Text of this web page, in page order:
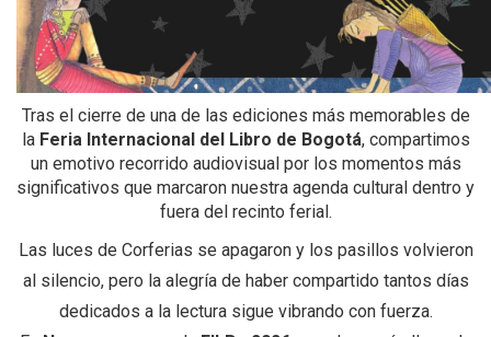
Tras el cierre de una de las ediciones más memorables de
la Feria Internacional del Libro de Bogotá, compartimos
un emotivo recorrido audiovisual por los momentos más
significativos que marcaron nuestra agenda cultural dentro y
fuera del recinto ferial.
Las luces de Corferias se apagaron y los pasillos volvieron
al silencio, pero la alegría de haber compartido tantos días
dedicados a la lectura sigue vibrando con fuerza.